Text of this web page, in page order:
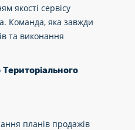
якості сервісу
Команда, яка завжди
та виконання
Територіального
планів продажів